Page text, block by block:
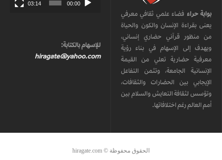
بوابة حراء فضاء علمي ثقافي معرفي
يعنى بقراءة الإنسان والكون والحياة
من منظور قرآني حضاري إنساني،
ويهدف إلى الإسهام في بناء رؤية
معرفية حضارية تعلي من القيمة
الإنسانية الجامعة، وتثمن التفاعل
الإيجابي بين الحضارات والثقافات،
وتؤسس لثقافة التعايش والسلام بين
أمم العالم رغم اختلافاتها.
00:00
03:14
للإسهام بالكتابة:
hiragate@yahoo.com
الحقوق محفوظة © hiragate.com